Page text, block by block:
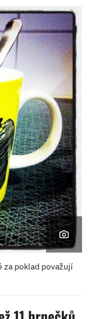
za poklad považují